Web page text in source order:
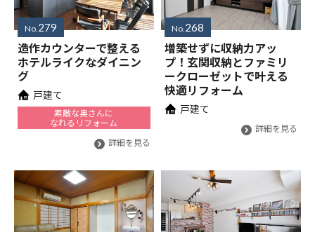
No.279
造作カウンターで整える
ホテルライクなダイニン
グ
戸建て
素敵な奥さんに
なれるリフォーム
詳細を見る
No.268
増築せずに収納力アッ
プ！玄関収納とファミリ
ークローゼットで叶える
快適リフォーム
戸建て
詳細を見る